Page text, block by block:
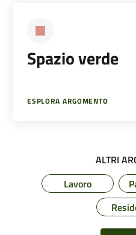
Spazio verde
ESPLORA ARGOMENTO
ALTRI
Lavoro